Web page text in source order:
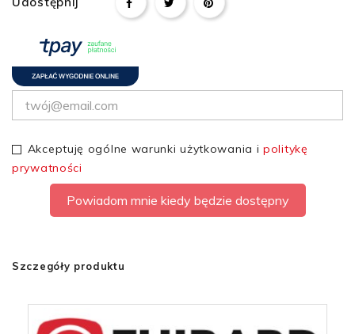
Akceptuję ogólne warunki użytkowania ipolitykę
prywatności
Powiadom mnie kiedy będzie dostępny
Szczegóły produktu